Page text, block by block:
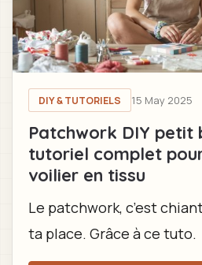
DIY & TUTORIELS 15 May 2025
Patchwork DIY petit
tutoriel complet
voilier en tissu
Le patchwork, c’est
ta place. Grâce à ce tuto.